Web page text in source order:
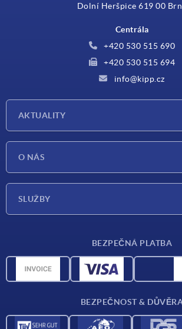
Dolní Heršpice 619 00
Centrála
+420 530 515 690
+420 530 515 694
info@kipp.cz
AKTUALITY
O NÁS
SLUŽBY
CAD data
BEZPEČNÁ PLATBA
BEZPEČNOST &